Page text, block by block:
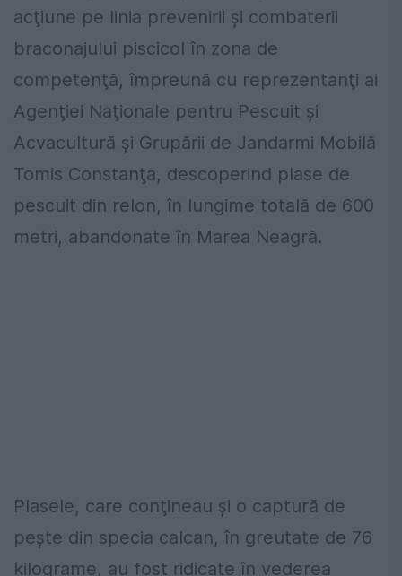
acţiune pe linia prevenirii şi combaterii
braconajului piscicol în zona de
competenţă, împreună cu reprezentanţi ai
Agenţiei Naţionale pentru Pescuit şi
Acvacultură şi Grupării de Jandarmi Mobilă
Tomis Constanţa, descoperind plase de
pescuit din relon, în lungime totală de 600
metri, abandonate în Marea Neagră.
Plasele, care conţineau şi o captură de
peşte din specia calcan, în greutate de 76
kilograme, au fost ridicate în vederea